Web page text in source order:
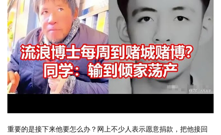
重要的是接下来他要怎么办？网上不少人表示愿意捐款，把他接回